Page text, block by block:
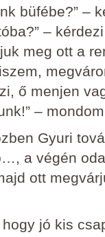
büfébe?” –
– kérdezi
meg ott a
ő menjen
–
Gyuri
a végén
ott
jó kis